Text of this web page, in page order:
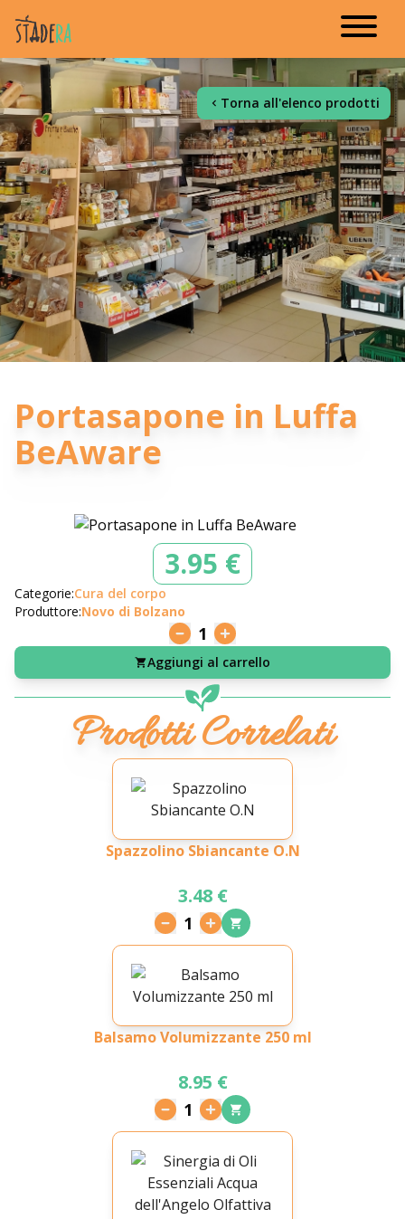
Torna all'elenco prodotti
Portasapone in Luffa
BeAware
3.95 €
Categorie:Cura del corpo
Produttore:Novo di Bolzano
1
Aggiungi al carrello
Prodotti Correlati
Spazzolino Sbiancante O.N
3.48 €
1
Balsamo Volumizzante 250 ml
8.95 €
1